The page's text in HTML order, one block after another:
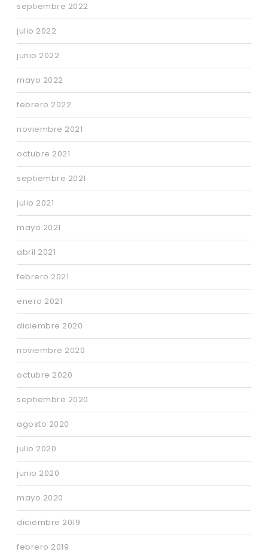
septiembre 2022
julio 2022
junio 2022
mayo 2022
febrero 2022
noviembre 2021
octubre 2021
septiembre 2021
julio 2021
mayo 2021
abril 2021
febrero 2021
enero 2021
diciembre 2020
noviembre 2020
octubre 2020
septiembre 2020
agosto 2020
julio 2020
junio 2020
mayo 2020
diciembre 2019
febrero 2019